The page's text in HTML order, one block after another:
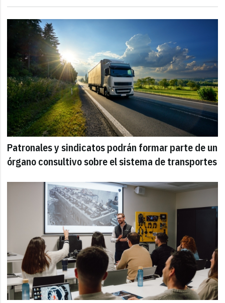
Patronales y sindicatos podrán formar parte de un
órgano consultivo sobre el sistema de transportes